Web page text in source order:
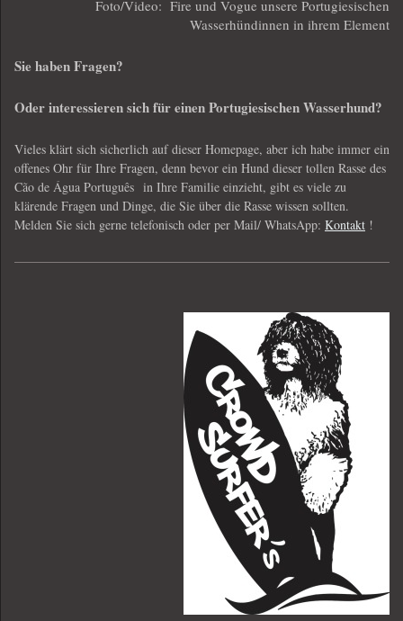
Foto/Video: Fire und Vogue unsere Portugiesischen
Wasserhündinnen in ihrem Element
Sie haben Fragen?
Oder interessieren sich für einenPortugiesischen Wasserhund?
Vieles klärt sich sicherlich auf dieser Homepage, aber ich habe immer ein
offenes Ohr für Ihre Fragen, denn bevor ein Hund dieser tollen Rasse des
Cão de Água Português in Ihre Familie einzieht, gibt es viele zu
klärende Fragen und Dinge, die Sie über die Rasse wissen sollten.
Melden Sie sich gerne telefonisch oder per Mail/ WhatsApp: Kontakt !